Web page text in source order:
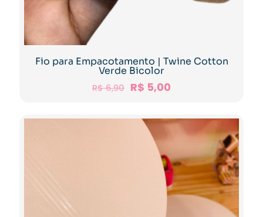
Fio para Empacotamento | Twine Cotton
Verde Bicolor
R$6,90 R$ 5,00